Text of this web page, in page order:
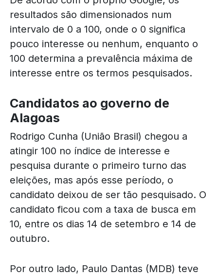
resultados são dimensionados num
intervalo de 0 a 100, onde o 0 significa
pouco interesse ou nenhum, enquanto o
100 determina a prevalência máxima de
interesse entre os termos pesquisados.
Candidatos ao governo de
Alagoas
Rodrigo Cunha (União Brasil) chegou a
atingir 100 no índice de interesse e
pesquisa durante o primeiro turno das
eleições, mas após esse período, o
candidato deixou de ser tão pesquisado. O
candidato ficou com a taxa de busca em
10, entre os dias 14 de setembro e 14 de
outubro.
Por outro lado, Paulo Dantas (MDB) teve